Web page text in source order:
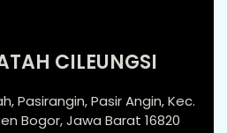
CILEUNGSI
Pasirangin, Pasir Angin, Kec.
Bogor, Jawa Barat 16820